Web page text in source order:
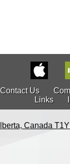
Contact Us
Links
Canada